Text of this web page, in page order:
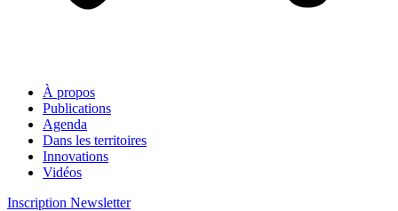
À propos
Publications
Agenda
Dans les territoires
Innovations
Vidéos
Inscription Newsletter